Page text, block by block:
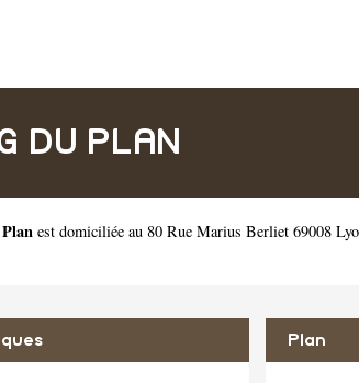
DU PLAN
est domiciliée au 80 Rue Marius Berliet 69008
Plan